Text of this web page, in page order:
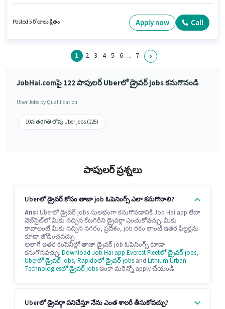
సంవత్సరాల అనుభవం ఉన్న వారికి కోసం, నెల జీతం ₹30000 ఉంటుంది.
Posted 5 రోజులు క్రితం Apply now Call
1 2 3 4 5 6 ... 7
JobHai.comపై 122 పాపులర్ Uberలో డ్రైవర్ jobs కనుగొనండి
Uber Jobs by Qualification
10వ తరగతి లోపు Uber jobs (126)
పాపులర్ ప్రశ్నలు
Uberలో డ్రైవర్ కోసం తాజా job ఓపెనింగ్స్ ఎలా కనుగొనాలి?
Ans: Uberలో డ్రైవర్ jobs సులభంగా కనుగొనడానికి Job Hai app లేదా
వెబ్‌సైట్‌లో మీకు నచ్చిన కేటగిరీని డ్రైవర్గా ఎంచుకోవచ్చు. మీకు
కావాలంటే మీకు నచ్చిన నగరం, ప్రదేశం, job రకం లాంటి ఇతర ఫిల్టర్లను
కూడా జోడించవచ్చు.
అలాగే ఇతర కంపెనీల్లో తాజా డ్రైవర్ job ఓపెనింగ్స్ కూడా
కనుగొనవచ్చు. Download Job Hai app Everest Fleetలో డ్రైవర్ jobs,
Uberలో డ్రైవర్ jobs, Rapidoలో డ్రైవర్ jobs and Lithium Urban
Technologiesలో డ్రైవర్ jobsఇంకా మరెన్నో apply చేయండి.
Uberలో డ్రైవర్గా పనిచేస్తూ నేను ఎంత శాలరీ తీసుకోవచ్చు?